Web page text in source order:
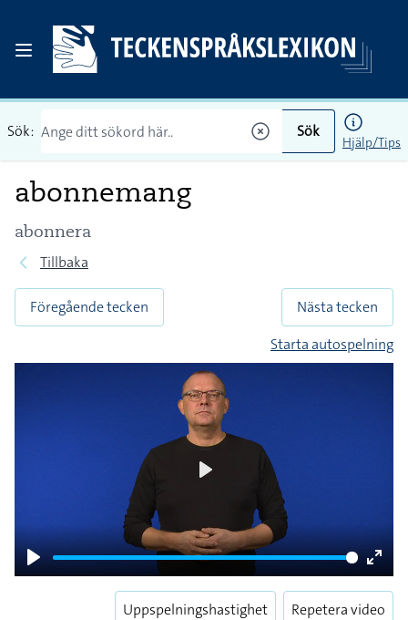
Sök: Sök
Hjälp/Tips
abonnemang
abonnera
Tillbaka
Föregående tecken
Nästa tecken
Starta autospelning
Play
Enter
Uppspelningshastighet Repetera video